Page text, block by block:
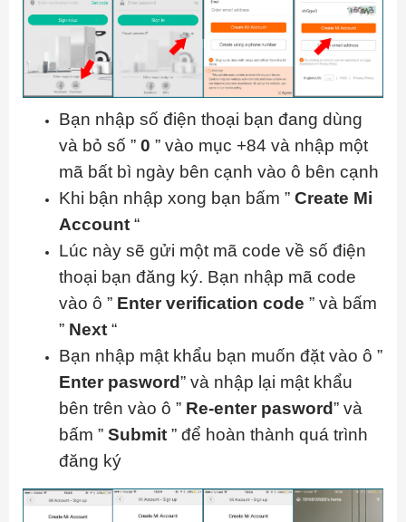
Bạn nhập số điện thoại bạn đang dùng
và bỏ số ” 0 ” vào mục +84 và nhập một
mã bất bì ngày bên cạnh vào ô bên cạnh
Khi bận nhập xong bạn bấm ” Create Mi
Account “
Lúc này sẽ gửi một mã code về số điện
thoại bạn đăng ký. Bạn nhập mã code
vào ô ” Enter verification code ” và bấm
” Next “
Bạn nhập mật khẩu bạn muốn đặt vào ô ”
Enter pasword” và nhập lại mật khẩu
bên trên vào ô ” Re-enter pasword” và
bấm ” Submit ” để hoàn thành quá trình
đăng ký